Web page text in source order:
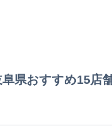
阜県おすすめ15店